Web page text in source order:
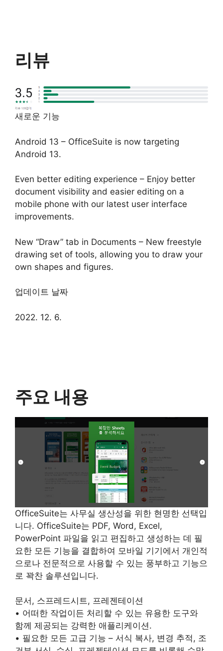
리뷰
새로운 기능
Android 13 – OfficeSuite is now targeting
Android 13.
Even better editing experience – Enjoy better
document visibility and easier editing on a
mobile phone with our latest user interface
improvements.
New “Draw” tab in Documents – New freestyle
drawing set of tools, allowing you to draw your
own shapes and figures.
업데이트 날짜
2022. 12. 6.
주요 내용
OfficeSuite는 사무실 생산성을 위한 현명한 선택입
니다. OfficeSuite는 PDF, Word, Excel,
PowerPoint 파일을 읽고 편집하고 생성하는 데 필
요한 모든 기능을 결합하여 모바일 기기에서 개인적
으로나 전문적으로 사용할 수 있는 풍부하고 기능으
로 꽉찬 솔루션입니다.
문서, 스프레드시트, 프레젠테이션
• 어떠한 작업이든 처리할 수 있는 유용한 도구와
함께 제공되는 강력한 애플리케이션.
• 필요한 모든 고급 기능 – 서식 복사, 변경 추적, 조